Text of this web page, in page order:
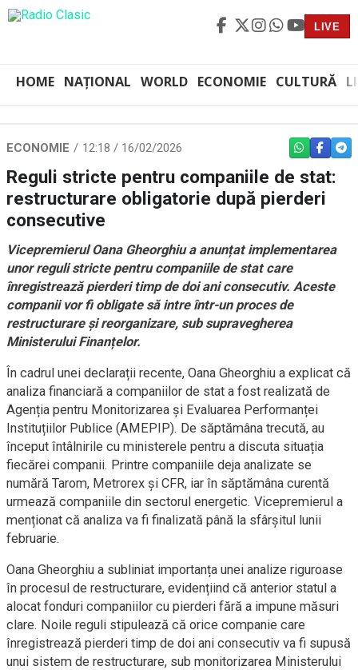
LIVE
HOME NAȚIONAL WORLD ECONOMIE CULTURĂ
ECONOMIE 12:18 / 16/02/2026 WHATSAPP
Reguli stricte pentru companiile de stat:
restructurare obligatorie după pierderi
consecutive
Vicepremierul Oana Gheorghiu a anunțat implementarea
unor reguli stricte pentru companiile de stat care
înregistrează pierderi timp de doi ani consecutiv. Aceste
companii vor fi obligate să intre într-un proces de
restructurare și reorganizare, sub supravegherea
Ministerului Finanțelor.
În cadrul unei declarații recente, Oana Gheorghiu a explicat că
analiza financiară a companiilor de stat a fost realizată de
Agenția pentru Monitorizarea și Evaluarea Performanței
Instituțiilor Publice (AMEPIP). De săptămâna trecută, au
început întâlnirile cu ministerele pentru a discuta situația
fiecărei companii. Printre companiile deja analizate se
numără Tarom, Metrorex și CFR, iar în săptămâna curentă
urmează companiile din sectorul energetic. Vicepremierul a
menționat că analiza va fi finalizată până la sfârșitul lunii
februarie.
Oana Gheorghiu a subliniat importanța unei analize riguroase
în procesul de restructurare, evidențiind că anterior statul a
alocat fonduri companiilor cu pierderi fără a impune măsuri
clare. Noile reguli stipulează că orice companie care
înregistrează pierderi timp de doi ani consecutiv va fi supusă
unui sistem de restructurare, sub monitorizarea Ministerului